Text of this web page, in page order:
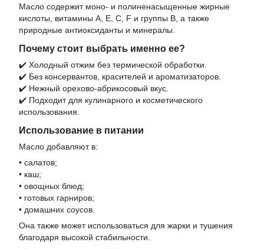
Масло содержит моно- и полиненасыщенные жирные
кислоты, витамины А, Е, С, F и группы В, а также
природные антиоксиданты и минералы.
Почему стоит выбрать именно ее?
✔️ Холодный отжим без термической обработки.
✔️ Без консервантов, красителей и ароматизаторов.
✔️ Нежный орехово-абрикосовый вкус.
✔️ Подходит для кулинарного и косметического
использования.
Использование в питании
Масло добавляют в:
• салатов;
• каш;
• овощных блюд;
• готовых гарниров;
• домашних соусов.
Она также может использоваться для жарки и тушения
благодаря высокой стабильности.